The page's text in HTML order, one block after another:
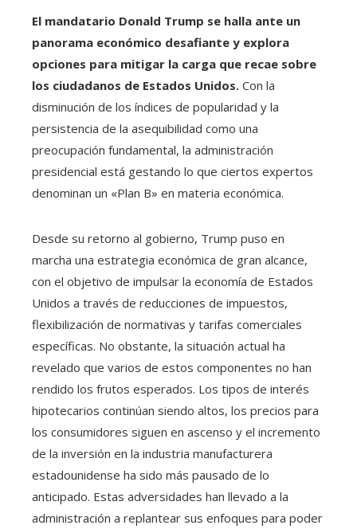
El mandatario Donald Trump se halla ante un
panorama económico desafiante y explora
opciones para mitigar la carga que recae sobre
los ciudadanos de Estados Unidos. Con la
disminución de los índices de popularidad y la
persistencia de la asequibilidad como una
preocupación fundamental, la administración
presidencial está gestando lo que ciertos expertos
denominan un «Plan B» en materia económica.
Desde su retorno al gobierno, Trump puso en
marcha una estrategia económica de gran alcance,
con el objetivo de impulsar la economía de Estados
Unidos a través de reducciones de impuestos,
flexibilización de normativas y tarifas comerciales
específicas. No obstante, la situación actual ha
revelado que varios de estos componentes no han
rendido los frutos esperados. Los tipos de interés
hipotecarios continúan siendo altos, los precios para
los consumidores siguen en ascenso y el incremento
de la inversión en la industria manufacturera
estadounidense ha sido más pausado de lo
anticipado. Estas adversidades han llevado a la
administración a replantear sus enfoques para poder